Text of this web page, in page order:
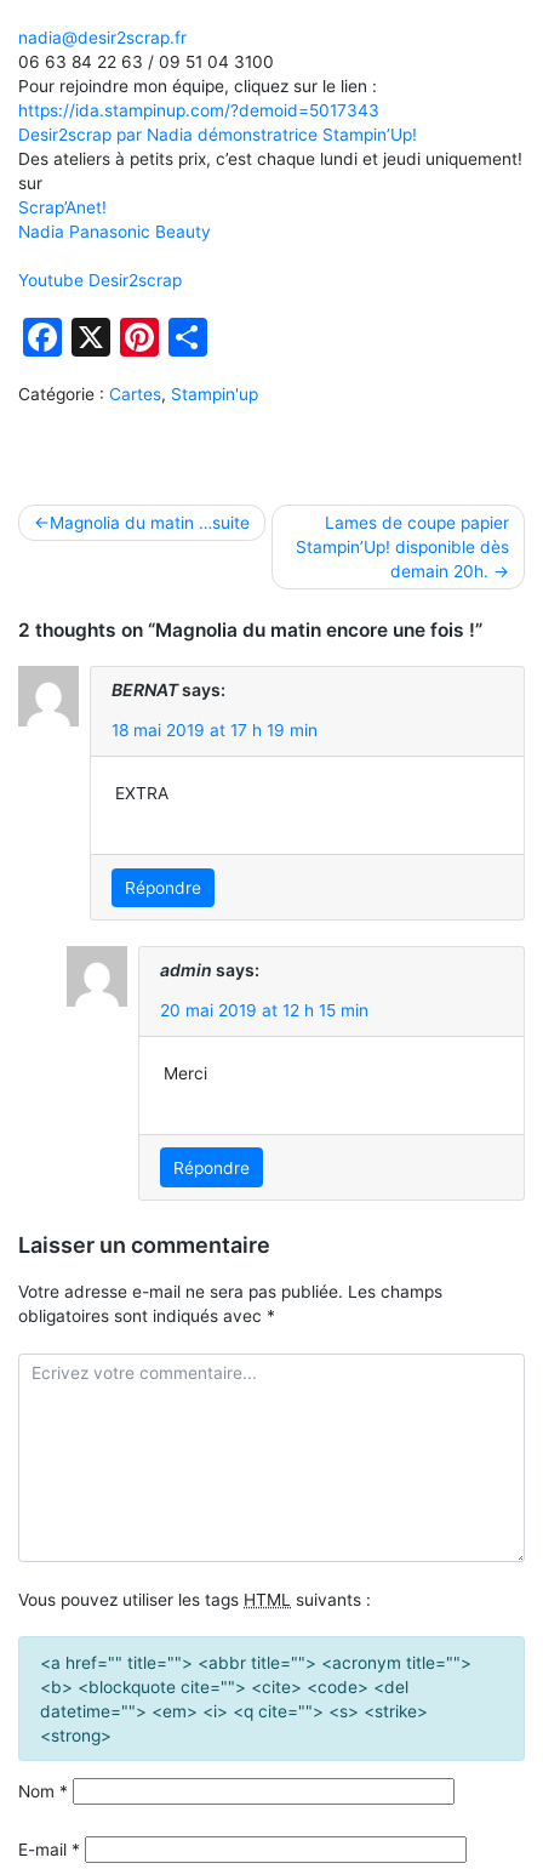
nadia@desir2scrap.fr
06 63 84 22 63 / 09 51 04 3100
Pour rejoindre mon équipe, cliquez sur le lien :
https://ida.stampinup.com/?demoid=5017343
Desir2scrap par Nadia démonstratrice Stampin’Up!
Des ateliers à petits prix, c’est chaque lundi et jeudi uniquement!
sur
Scrap’Anet!
Nadia Panasonic Beauty
Youtube Desir2scrap
Facebook
X Pinterest
Catégorie : Cartes, Stampin'up
Navigation
Magnolia du matin …suite
Lames de coupe papier
Stampin’Up! disponible dès
demain 20h.
2 thoughts on “Magnolia du matin encore une fois !”
BERNATsays:
18 mai 2019 at 17 h 19 min
EXTRA
Répondre
admin says:
20 mai 2019 at 12 h 15 min
Merci
Répondre
Laisser un commentaire
Votre adresse e-mail ne sera pas publiée. Les champs
obligatoires sont indiqués avec *
Vous pouvez utiliser les tags HTML suivants :
<a href="" title=""> <abbr title=""> <acronym title="">
<b> <blockquote cite=""> <cite> <code> <del
datetime=""> <em> <i> <q cite=""> <s> <strike>
<strong>
Nom *
E-mail *